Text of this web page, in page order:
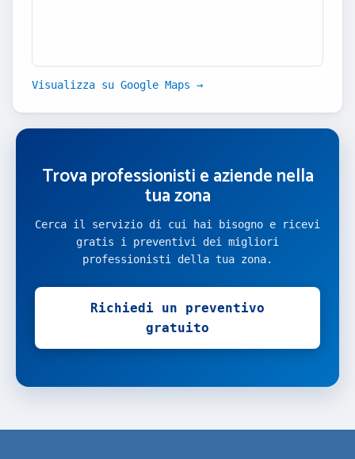
Visualizza su Google Maps →
Trova professionisti e aziende nella
tua zona
Cerca il servizio di cui hai bisogno e ricevi
gratis i preventivi dei migliori
professionisti della tua zona.
Richiedi un preventivo
gratuito